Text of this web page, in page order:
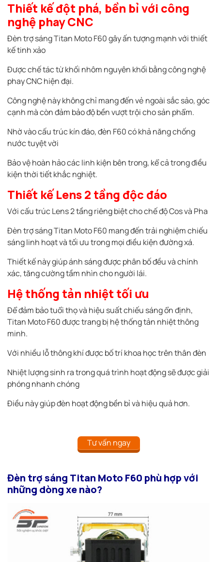
Thiết kế đột phá, bền bỉ với công
nghệ phay CNC
Đèn trợ sáng Titan Moto F60 gây ấn tượng mạnh với thiết
kế tinh xảo
Được chế tác từ khối nhôm nguyên khối bằng công nghệ
phay CNC hiện đại.
Công nghệ này không chỉ mang đến vẻ ngoài sắc sảo, góc
cạnh mà còn đảm bảo độ bền vượt trội cho sản phẩm.
Nhờ vào cấu trúc kín đáo, đèn F60 có khả năng chống
nước tuyệt vời
Bảo vệ hoàn hảo các linh kiện bên trong, kể cả trong điều
kiện thời tiết khắc nghiệt.
Thiết kế Lens 2 tầng độc đáo
Với cấu trúc Lens 2 tầng riêng biệt cho chế độ Cos và Pha
Đèn trợ sáng Titan Moto F60 mang đến trải nghiệm chiếu
sáng linh hoạt và tối ưu trong mọi điều kiện đường xá.
Thiết kế này giúp ánh sáng được phân bố đều và chính
xác, tăng cường tầm nhìn cho người lái.
Hệ thống tản nhiệt tối ưu
Để đảm bảo tuổi thọ và hiệu suất chiếu sáng ổn định,
Titan Moto F60 được trang bị hệ thống tản nhiệt thông
minh.
Với nhiều lỗ thông khí được bố trí khoa học trên thân đèn
Nhiệt lượng sinh ra trong quá trình hoạt động sẽ được giải
phóng nhanh chóng
Điều này giúp đèn hoạt động bền bỉ và hiệu quả hơn.
Tư vấn ngay
Đèn trợ sáng Titan Moto F60 phù hợp với
những dòng xe nào?